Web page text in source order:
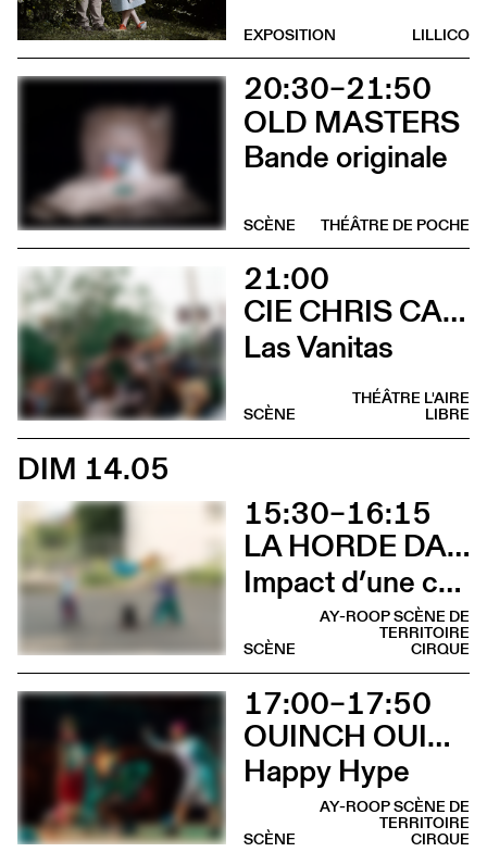
LILLICO
EXPOSITION
20:30–21:50
OLD MASTERS
Bande originale
THÉÂTRE DE POCHE
SCÈNE
21:00
CIE CHRIS CADILLAC / MARION DUVAL & FLORIAN LEDUC
Las Vanitas
THÉÂTRE L'AIRE
LIBRE
SCÈNE
DIM 14.05
15:30–16:15
LA HORDE DANS LES PAVÉS
Impact d’une course [Cleunay]
AY-ROOP SCÈNE DE
TERRITOIRE
CIRQUE
SCÈNE
17:00–17:50
OUINCH OUINCH
Happy Hype
AY-ROOP SCÈNE DE
TERRITOIRE
CIRQUE
SCÈNE